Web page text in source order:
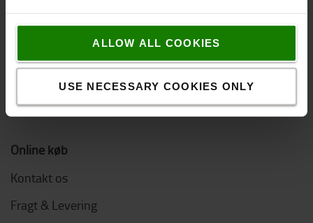
ALLOW ALL COOKIES
USE NECESSARY COOKIES ONLY
Bæredygtighed
Logistic Solution Center
Job hos Toyota Material Handling
Online køb
Kontakt os
Fragt & Levering